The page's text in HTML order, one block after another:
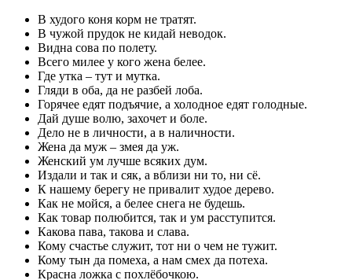
В худого коня корм не тратят.
В чужой прудок не кидай неводок.
Видна сова по полету.
Всего милее у кого жена белее.
Где утка – тут и мутка.
Гляди в оба, да не разбей лоба.
Горячее едят подъячие, а холодное едят голодные.
Дай душе волю, захочет и боле.
Дело не в личности, а в наличности.
Жена да муж – змея да уж.
Женский ум лучше всяких дум.
Издали и так и сяк, а вблизи ни то, ни сё.
К нашему берегу не привалит худое дерево.
Как не мойся, а белее снега не будешь.
Как товар полюбится, так и ум расступится.
Какова пава, такова и слава.
Кому счастье служит, тот ни о чем не тужит.
Кому тын да помеха, а нам смех да потеха.
Красна ложка с похлёбочкою.